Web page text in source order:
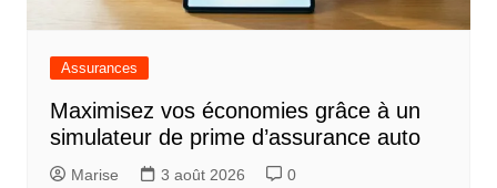
Assurances
Maximisez vos économies grâce à un
simulateur de prime d’assurance auto
Marise 3 août 2026 0